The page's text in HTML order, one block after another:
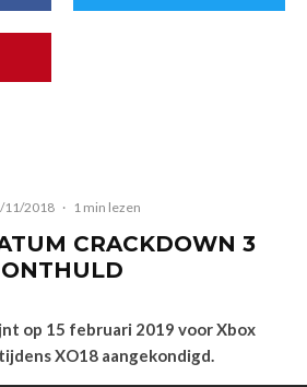
11/2018 · 1 min lezen
CRACKDOWN 3
ONTHULD
op 15 februari 2019 voor Xbox
XO18 aangekondigd.